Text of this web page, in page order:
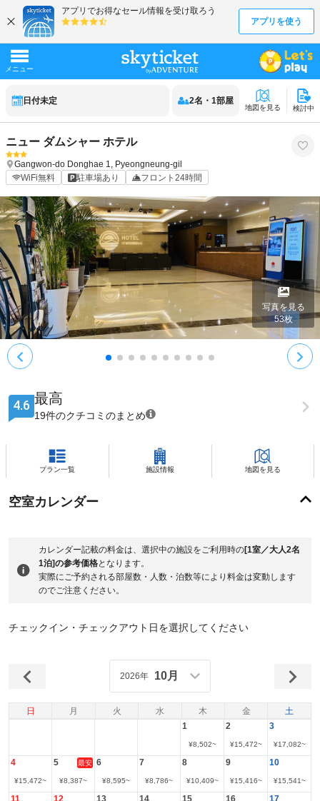
日付未定 2名 ・ 1部屋
地図を見る 検討中
ニュー ダムシャー ホテル
Gangwon-do Donghae 1, Pyeongneung-gil
WiFi無料
駐車場あり フロント24時間
写真を見る
53枚
4.6 最高
19件のクチコミのまとめ
プラン一覧 施設情報 地図を見る
空室カレンダー
カレンダー記載の料金は、選択中の施設をご利用時の[1室／大人2名
1泊]の参考価格となります。
実際にご予約される部屋数・人数・泊数等により料金は変動します
のでご注意ください。
チェックイン・チェックアウト日を選択してください
日 月 火 水 木 金 土
2026年 10月
1
¥8,502~
2
¥15,472~
3
¥17,082~
4
¥15,472~
5 最安
¥8,387~
6
¥8,595~
7
¥8,786~
8
¥10,409~
9
¥15,416~
10
¥15,541~
11 12 13 14 15 16 17